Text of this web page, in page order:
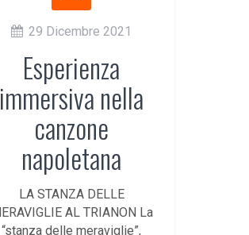
29 Dicembre 2021
Esperienza
immersiva nella
canzone
napoletana
LA STANZA DELLE
AL TRIANON La
“stanza delle meraviglie”,